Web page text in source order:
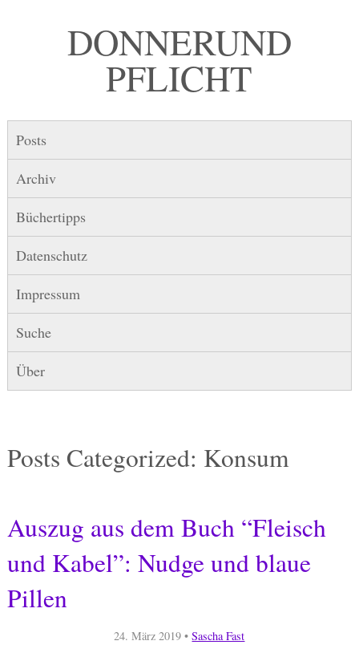
DONNER UND
PFLICHT
Posts
Archiv
Büchertipps
Datenschutz
Impressum
Suche
Über
Posts Categorized: Konsum
Auszug aus dem Buch “Fleisch
und Kabel”: Nudge und blaue
Pillen
24. März 2019 •Sascha Fast